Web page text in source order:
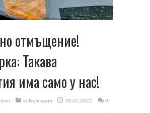
отмъщение!
Такава
има само у нас!
in България 28.01.2022
0